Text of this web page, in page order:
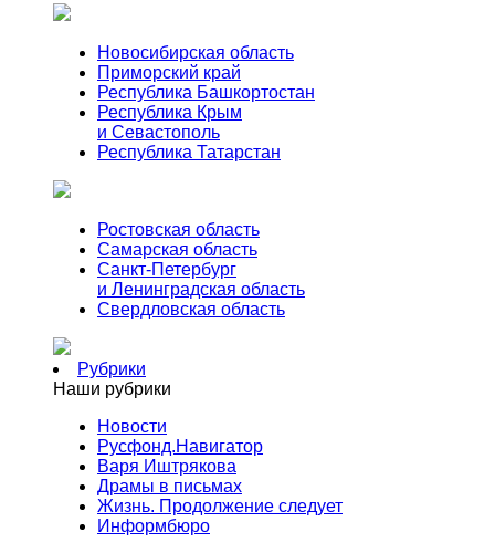
Новосибирская область
Приморский край
Республика Башкортостан
Республика Крым
и Севастополь
Республика Татарстан
Ростовская область
Самарская область
Санкт-Петербург
и Ленинградская область
Свердловская область
Рубрики
Наши рубрики
Новости
Русфонд.Навигатор
Варя Иштрякова
Драмы в письмах
Жизнь. Продолжение следует
Информбюро